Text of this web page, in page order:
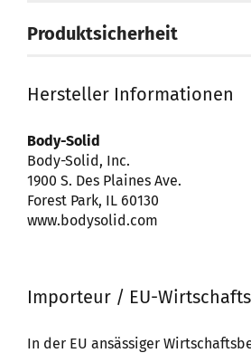
Produktsicherheit
Hersteller Informationen
Body-Solid
Body-Solid, Inc.
1900 S. Des Plaines Ave.
Forest Park, IL 60130
www.bodysolid.com
Importeur / EU-
In der EU ansässiger